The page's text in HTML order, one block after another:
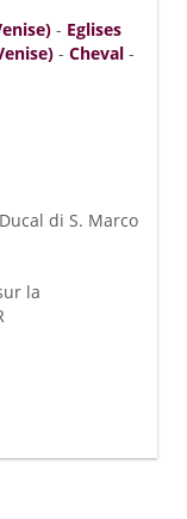
- Eglises
- Cheval -
di S. Marco
la